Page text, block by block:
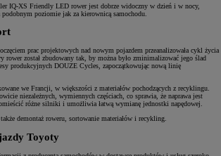
IQ-XS Friendly LED rower jest dobrze widoczny w dzień i w nocy,
poziomie jak za kierownicą samochodu.
prac projektowych nad nowym pojazdem przeanalizowała cykl życia
rower został zbudowany tak, by można było zminimalizować jego ślad
produkcyjnych DOUZE Cycles, zapoczątkowując nową linię
we Francji, w większości z materiałów pochodzących z recyklingu.
niezależnych, wymiennych częściach, co sprawia, że naprawa jest
różne silniki i umożliwia łatwą wymianę jednostki napędowej.
demontaż roweru, sortowanie materiałów i recykling.
Toyoty